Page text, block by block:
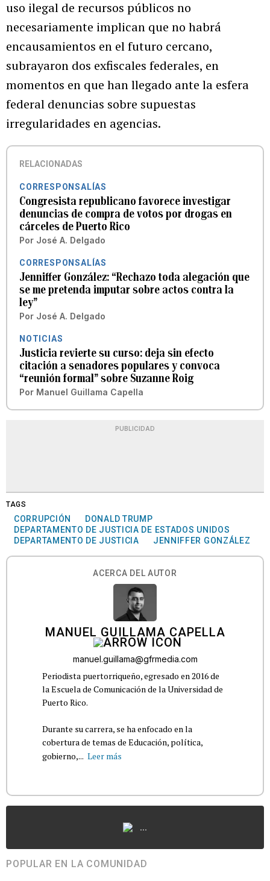
uso ilegal de recursos públicos no
necesariamente implican que no habrá
encausamientos en el futuro cercano,
subrayaron dos exfiscales federales, en
momentos en que han llegado ante la esfera
federal denuncias sobre supuestas
irregularidades en agencias.
RELACIONADAS
CORRESPONSALÍAS
Congresista republicano favorece investigar
denuncias de compra de votos por drogas en
cárceles de Puerto Rico
Por José A. Delgado
CORRESPONSALÍAS
Jenniffer González: “Rechazo toda alegación que
se me pretenda imputar sobre actos contra la
ley”
Por José A. Delgado
NOTICIAS
Justicia revierte su curso: deja sin efecto
citación a senadores populares y convoca
“reunión formal” sobre Suzanne Roig
Por Manuel Guillama Capella
PUBLICIDAD
TAGS
CORRUPCIÓN
DONALD TRUMP
DEPARTAMENTO DE JUSTICIA DE ESTADOS UNIDOS
DEPARTAMENTO DE JUSTICIA
JENNIFFER GONZÁLEZ
ACERCA DEL AUTOR
MANUEL GUILLAMA CAPELLA
manuel.guillama@gfrmedia.com
Periodista puertorriqueño, egresado en 2016 de
la Escuela de Comunicación de la Universidad de
Puerto Rico.
Durante su carrera, se ha enfocado en la
cobertura de temas de Educación, política,
gobierno,... Leer más
...
POPULAR EN LA COMUNIDAD